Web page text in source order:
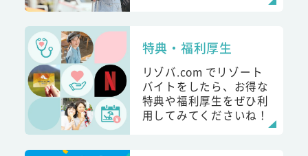
特典・福利厚生
リゾバ.com でリゾート
バイトをしたら、お得な
特典や福利厚生をぜひ利
用してみてくださいね！